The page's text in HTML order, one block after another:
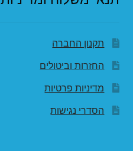
תקנון החברה
החזרות וביטולים
מדיניות פרטיות
הסדרי נגישות